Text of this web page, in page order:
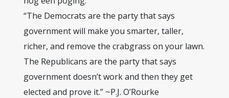
“The Democrats are the party that says
government will make you smarter, taller,
richer, and remove the crabgrass on your lawn.
The Republicans are the party that says
government doesn’t work and then they get
elected and prove it.” ~P.J. O’Rourke